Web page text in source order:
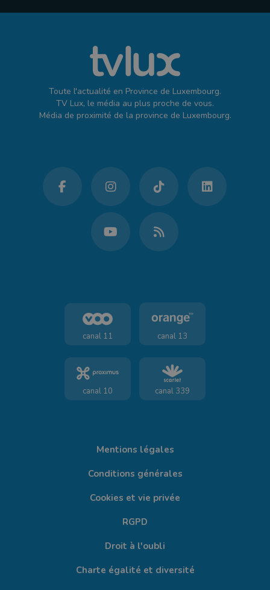
Toute l'actualité en Province de Luxembourg.
TV Lux, le média au plus proche de vous.
Média de proximité de la province de Luxembourg.
canal 11 canal 13
canal 10 canal 339
Mentions légales
Conditions générales
Cookies et vie privée
RGPD
Droit à l'oubli
Charte égalité et diversité